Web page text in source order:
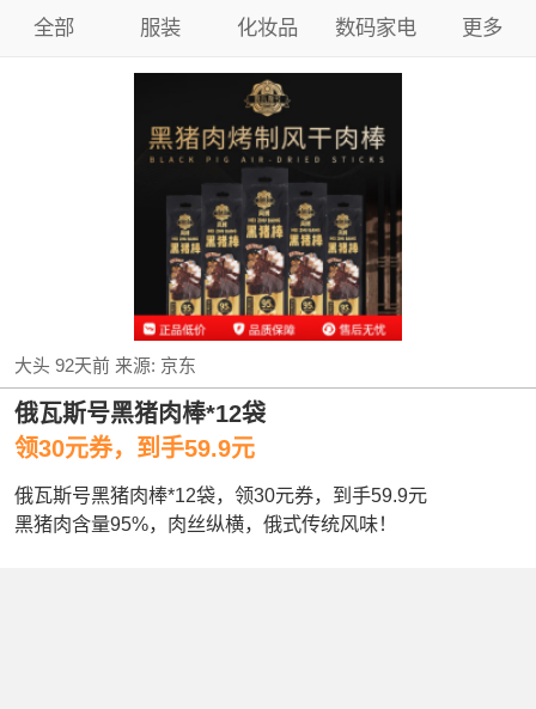
全部 服装 化妆品 数码家电 更多
大头 92天前来源: 京东
俄瓦斯号黑猪肉棒*12袋
领30元券，到手59.9元
俄瓦斯号黑猪肉棒*12袋，领30元券，到手59.9元
黑猪肉含量95%，肉丝纵横，俄式传统风味！